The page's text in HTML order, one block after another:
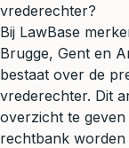
vrederechter?
Bij LawBase
Brugge, Gent en
bestaat over de
vrederechter. Dit
overzicht te
rechtbank